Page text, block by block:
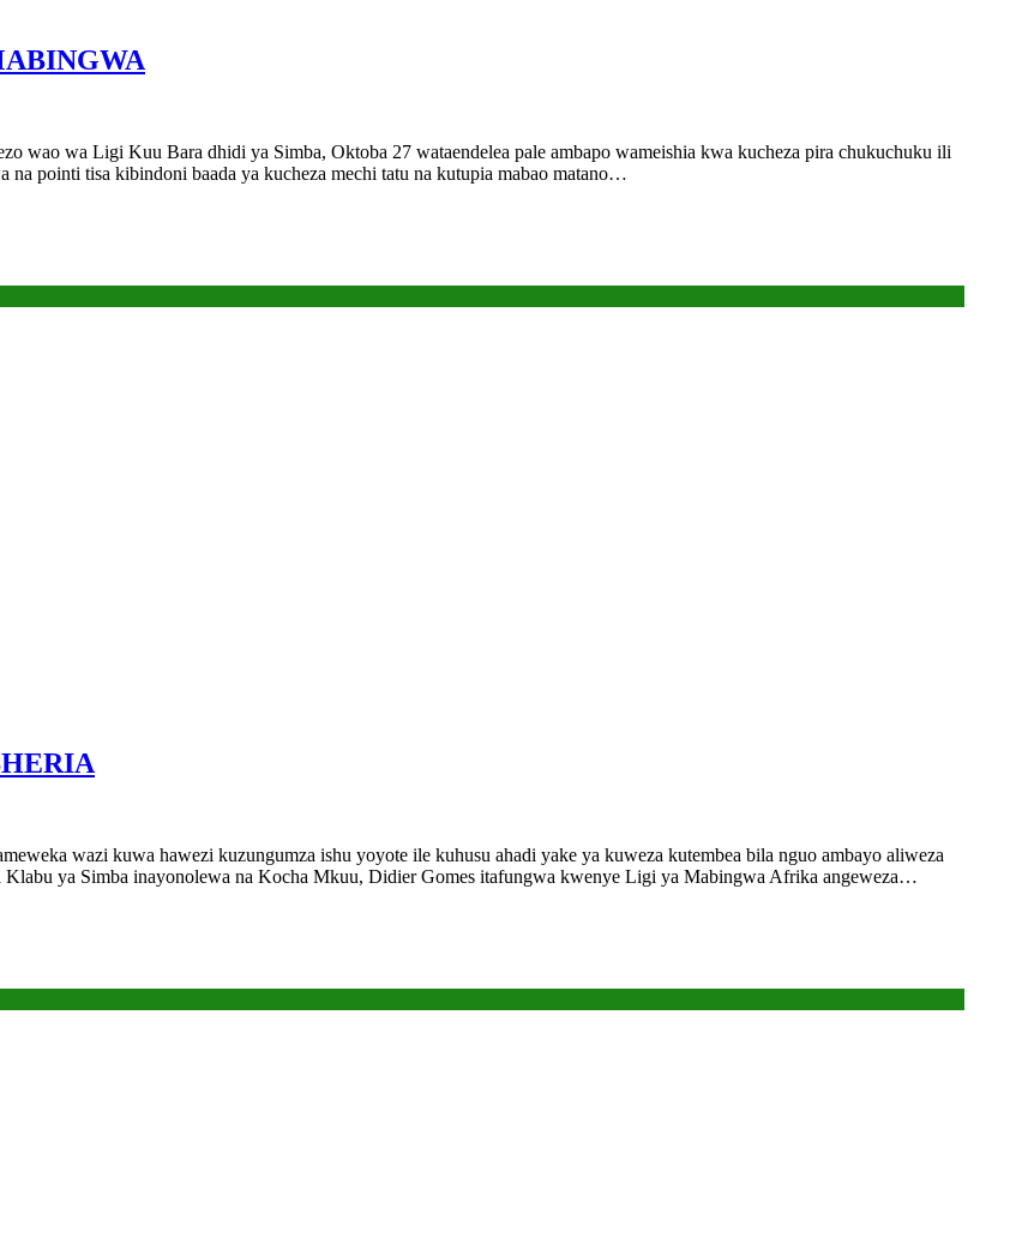
wao wa Ligi Kuu Bara dhidi ya Simba, Oktoba 27 wataendelea pale ambapo wameishia kwa kucheza pira chukuchuku ili
pointi tisa kibindoni baada ya kucheza mechi tatu na kutupia mabao matano…
wazi kuwa hawezi kuzungumza ishu yoyote ile kuhusu ahadi yake ya kuweza kutembea bila nguo ambayo aliweza
ya Simba inayonolewa na Kocha Mkuu, Didier Gomes itafungwa kwenye Ligi ya Mabingwa Afrika angeweza…